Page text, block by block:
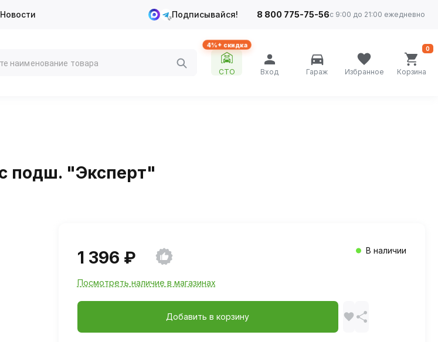
Новости Подписывайся! 8 800 775-75-56с 9:00 до 21:00 ежедневно
4%+ скидка
СТО Вход Гараж Избранное Корзина
0
подш. "Эксперт"
1 396 ₽ В наличии
Посмотреть наличие в магазинах
Добавить в корзину